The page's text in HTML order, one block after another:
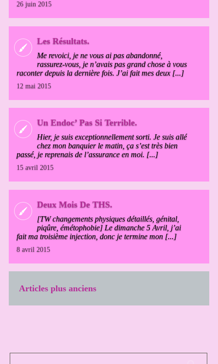
26 juin 2015
Les Résultats.
Me revoici, je ne vous ai pas abandonné,
rassurez-vous, je n’avais pas grand chose à vous
raconter depuis la dernière fois. J’ai fait mes deux [...]
12 mai 2015
Un Endoc’ Pas Si Terrible.
Hier, je suis exceptionnellement sorti. Je suis allé
chez mon banquier le matin, ça s’est très bien
passé, je reprenais de l’assurance en moi. [...]
15 avril 2015
Deux Mois De THS.
[TW changements physiques détaillés, génital,
piqûre, émétophobie] Le dimanche 5 Avril, j’ai
fait ma troisième injection, donc je termine mon [...]
8 avril 2015
Articles plus anciens